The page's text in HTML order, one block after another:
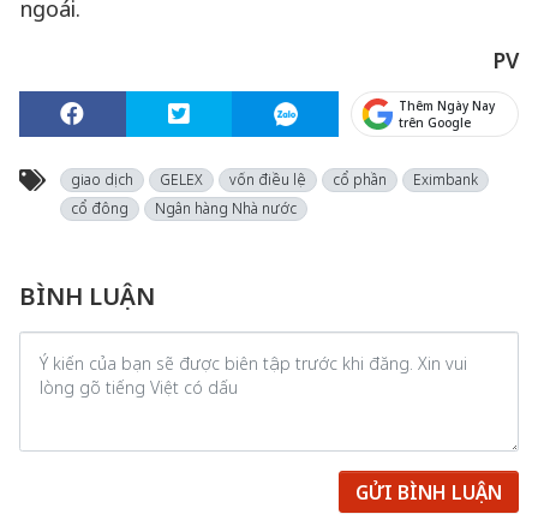
ngoái.
PV
Thêm Ngày Nay
trên Google
giao dịch GELEX vốn điều lệ cổ phần
Eximbank
cổ đông
Ngân hàng Nhà nước
BÌNH LUẬN
GỬI BÌNH LUẬN